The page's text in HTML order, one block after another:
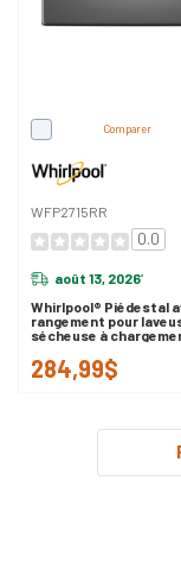
Comparer
WFP2715RR
0.0
août 13, 2026*
Whirlpool® Piédestal
rangement pour
sécheuse à
284,99$